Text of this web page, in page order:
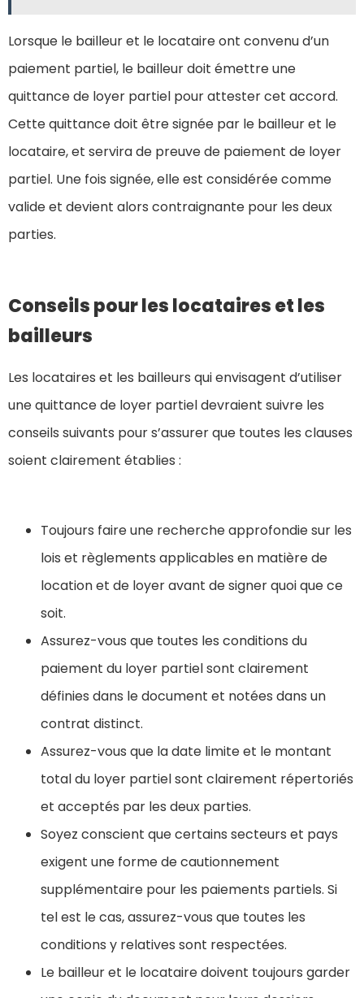
Lorsque le bailleur et le locataire ont convenu d’un
paiement partiel, le bailleur doit émettre une
quittance de loyer partiel pour attester cet accord.
Cette quittance doit être signée par le bailleur et le
locataire, et servira de preuve de paiement de loyer
partiel. Une fois signée, elle est considérée comme
valide et devient alors contraignante pour les deux
parties.
Conseils pour les locataires et les
bailleurs
Les locataires et les bailleurs qui envisagent d’utiliser
une quittance de loyer partiel devraient suivre les
conseils suivants pour s’assurer que toutes les clauses
soient clairement établies :
Toujours faire une recherche approfondie sur les
lois et règlements applicables en matière de
location et de loyer avant de signer quoi que ce
soit.
Assurez-vous que toutes les conditions du
paiement du loyer partiel sont clairement
définies dans le document et notées dans un
contrat distinct.
Assurez-vous que la date limite et le montant
total du loyer partiel sont clairement répertoriés
et acceptés par les deux parties.
Soyez conscient que certains secteurs et pays
exigent une forme de cautionnement
supplémentaire pour les paiements partiels. Si
tel est le cas, assurez-vous que toutes les
conditions y relatives sont respectées.
Le bailleur et le locataire doivent toujours garder